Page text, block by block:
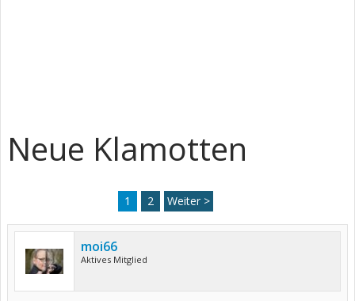
Neue Klamotten
1 2 Weiter >
moi66
Aktives Mitglied